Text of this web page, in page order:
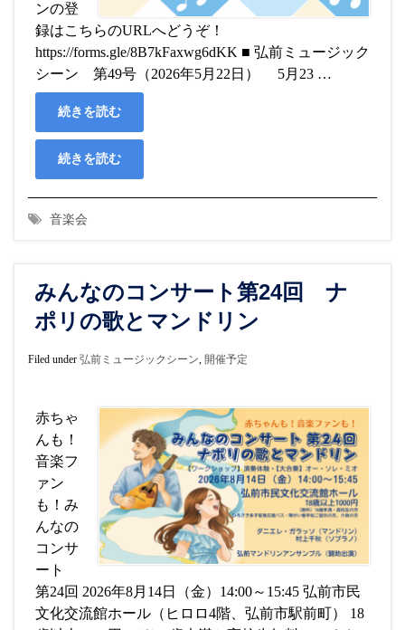
ンの登
録はこちらのURLへどうぞ！
https://forms.gle/8B7kFaxwg6dKK ■ 弘前ミュージック
シーン 第49号（2026年5月22日） 5月23 …
続きを読む
続きを読む
音楽会
みんなのコンサート第24回 ナ
ポリの歌とマンドリン
Filed under 弘前ミュージックシーン, 開催予定
赤ちゃ
んも！
音楽フ
ァン
も！み
んなの
コンサ
ート
第24回 2026年8月14日（金）14:00～15:45 弘前市民
文化交流館ホール（ヒロロ4階、弘前市駅前町） 18